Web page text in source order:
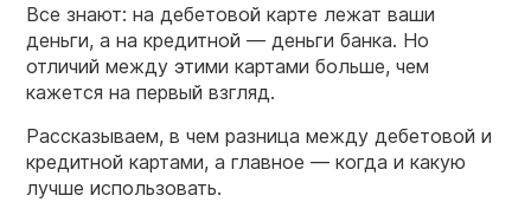
Все знают: на дебетовой карте лежат ваши
деньги, а на кредитной — деньги банка. Но
отличий между этими картами больше, чем
кажется на первый взгляд.
Рассказываем, в чем разница между дебетовой и
кредитной картами, а главное — когда и какую
лучше использовать.